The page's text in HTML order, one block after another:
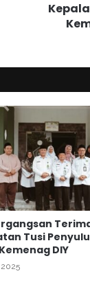
e
b
e
r
s
a
m
a
K
a
k
a
Tusi
DIY